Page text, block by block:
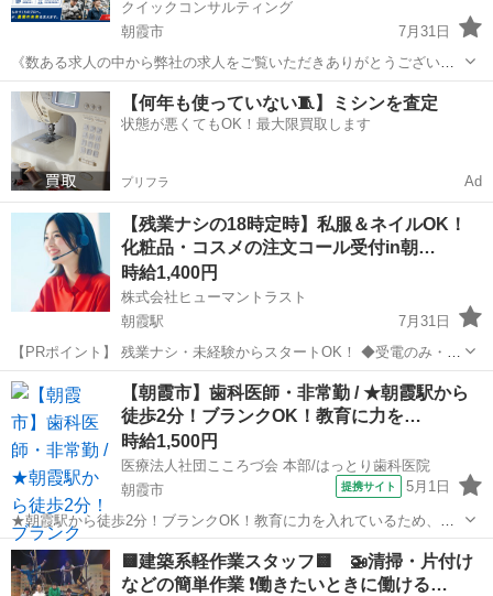
クイックコンサルティング
朝霞市
7月31日
《数ある求人の中から弊社の求人をご覧いただきありがとうございま
す!!》 全国に様々な求人を5万件以上取り扱っておりご希望条件やご状
況に応じてマッチしそうな求人をご案内いたします!! 応募前に相談だ
けしてみたい方やどんな求...
埼玉 朝霞市 工場
【何年も使っていない🧵】ミシンを査定
状態が悪くてもOK！最大限買取します
プリフラ Ad
【残業ナシの18時定時】私服＆ネイルOK！
化粧品・コスメの注文コール受付in朝…
時給1,400円
株式会社ヒューマントラスト
朝霞駅
7月31日
【PRポイント】 残業ナシ・未経験からスタートOK！ ◆受電のみ・お
客様からの注文受付 ◆スタート時に研修あり、社員さんのサポートあ
り 【仕事内容】 化粧品卸売会社での注文受付およびデータ入力 化粧
品...
埼玉 朝霞駅 電話対応 ヒューマントラスト
【朝霞市】歯科医師・非常勤 / ★朝霞駅から
徒歩2分！ブランクOK！教育に力を…
時給1,500円
医療法人社団こころづ会 本部/はっとり歯科医院
朝霞市
提携サイト 5月1日
★朝霞駅から徒歩2分！ブランクOK！教育に力を入れているため、ス
キルアップには最適な環境です★ 時給： 1,500円~5,000円 アクセス：
東上線 朝霞 徒歩2分 オススメコメント ●朝霞駅から徒歩2分です。マ
イカー...
埼玉 朝霞市 その他
🟨建築系軽作業スタッフ🟨 🚁清掃・片付け
などの簡単作業 ❗働きたいときに働ける…